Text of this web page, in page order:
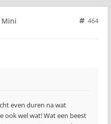
Mini
464
even duren na wat
ook wel wat! Wat een beest